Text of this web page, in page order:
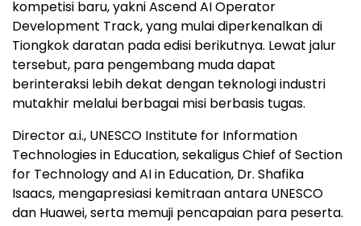
kompetisi baru, yakni Ascend AI Operator
Development Track, yang mulai diperkenalkan di
Tiongkok daratan pada edisi berikutnya. Lewat jalur
tersebut, para pengembang muda dapat
berinteraksi lebih dekat dengan teknologi industri
mutakhir melalui berbagai misi berbasis tugas.
Director a.i., UNESCO Institute for Information
Technologies in Education, sekaligus Chief of Section
for Technology and AI in Education, Dr. Shafika
Isaacs, mengapresiasi kemitraan antara UNESCO
dan Huawei, serta memuji pencapaian para peserta.